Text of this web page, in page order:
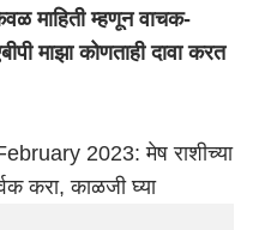
माहिती म्हणून वाचक-
माझा कोणताही दावा करत
2023: मेष राशीच्या
करा, काळजी घ्या